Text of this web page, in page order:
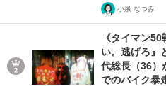
小泉 なつみ
《タイマン
い。逃げろ』
代総長（36）
でのバイク暴